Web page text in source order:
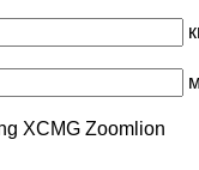
XCMG Zoomlion